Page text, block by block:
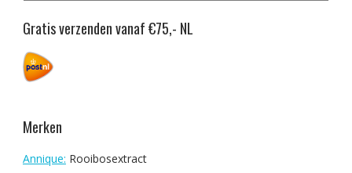
Gratis verzenden vanaf €75,- NL
Merken
Annique: Rooibosextract